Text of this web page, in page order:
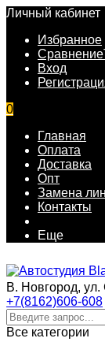
Личный кабинет
Избранное
Сравнение
Вход
0
Главная
Оплата
Доставка
Опт
Замена
Контакты
Еще
В. Новгород,
+7(8162)606-608
Все категории